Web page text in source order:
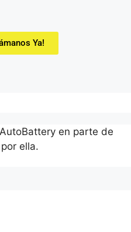
Ya!
en parte de
ella.